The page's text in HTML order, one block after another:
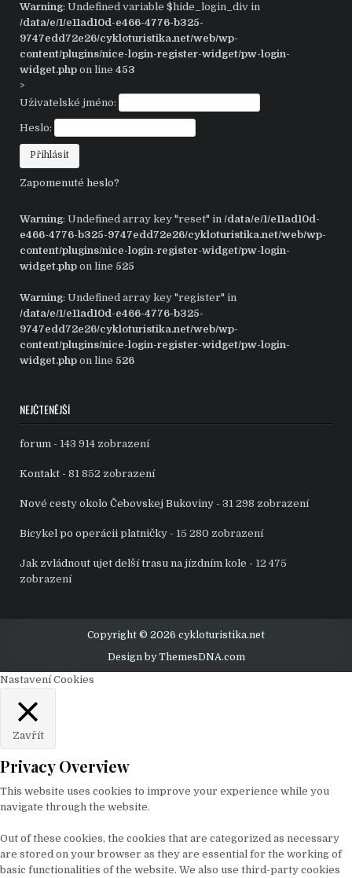
Warning: Undefined variable $hide_login_div in
/data/e/1/e11ad10d-e466-4776-b325-
9747edd72e26/cykloturistika.net/web/wp-
content/plugins/nice-login-register-widget/pw-login-
widget.php on line453
>
Uživatelské jméno:
Heslo:
Zapomenuté heslo?
Warning: Undefined array key "reset" in/data/e/1/e11ad10d-
e466-4776-b325-9747edd72e26/cykloturistika.net/web/wp-
content/plugins/nice-login-register-widget/pw-login-
widget.php on line 525
Warning: Undefined array key "register" in
/data/e/1/e11ad10d-e466-4776-b325-
9747edd72e26/cykloturistika.net/web/wp-
content/plugins/nice-login-register-widget/pw-login-
widget.php on line 526
NEJČTENĚJŠÍ
forum - 143 914 zobrazení
Kontakt - 81 852 zobrazení
Nové cesty okolo Čebovskej Bukoviny - 31 298 zobrazení
Bicykel po operácii platničky - 15 280 zobrazení
Jak zvládnout ujet delší trasu na jízdním kole - 12 475
zobrazení
Copyright © 2026 cykloturistika.net
Design by ThemesDNA.com
Nastavení Cookies
Zavřít
Privacy Overview
This website uses cookies to improve your experience while you
navigate through the website.
Out of these cookies, the cookies that are categorized as necessary
are stored on your browser as they are essential for the working of
basic functionalities of the website. We also use third-party cookies